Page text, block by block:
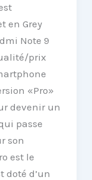
en Grey
Note 9
prix
«Pro»
devenir un
passe
son
est le
doté d’un